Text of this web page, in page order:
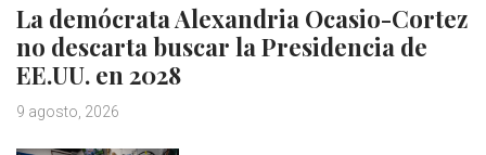
La demócrata Alexandria Ocasio-Cortez
no descarta buscar la Presidencia de
EE.UU. en 2028
9 agosto, 2026